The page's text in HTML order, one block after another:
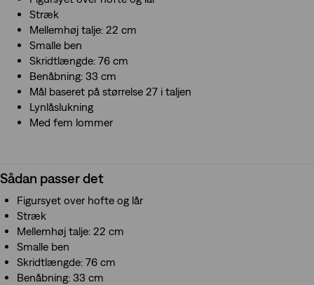
oprindelige farve efter op til 20 vaske.
Stræk
Mellemhøj talje: 22 cm
Smalle ben
Skridtlængde: 76 cm
Benåbning: 33 cm
Mål baseret på størrelse 27 i taljen
Lynlåslukning
Med fem lommer
Sådan passer det
Figursyet over hofte og lår
Stræk
Mellemhøj talje: 22 cm
Smalle ben
Skridtlængde: 76 cm
Benåbning: 33 cm